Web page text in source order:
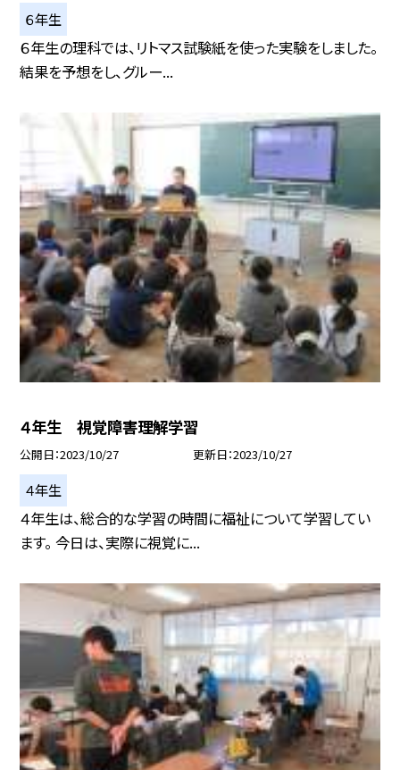
６年生
６年生の理科では、リトマス試験紙を使った実験をしました。
結果を予想をし、グルー...
４年生 視覚障害理解学習
公開日 2023/10/27 更新日 2023/10/27
４年生
４年生は、総合的な学習の時間に福祉について学習してい
ます。 今日は、実際に視覚に...